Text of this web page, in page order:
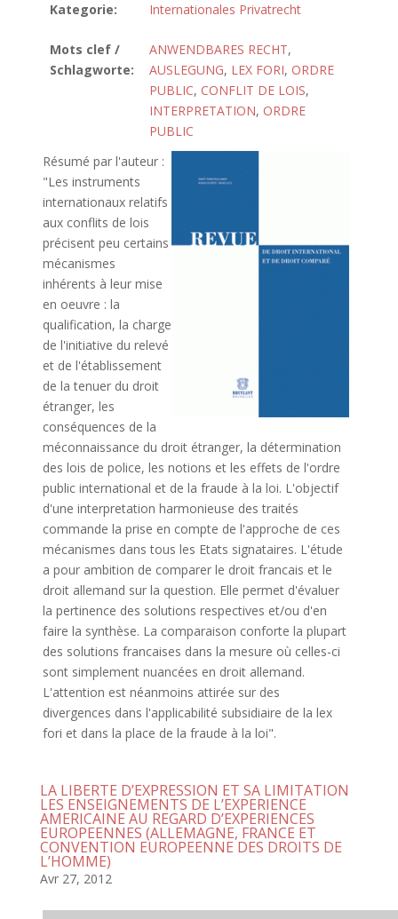
Kategorie:
Internationales Privatrecht
Mots clef /
Schlagworte:
ANWENDBARES RECHT,
AUSLEGUNG, LEX FORI, ORDRE
PUBLIC, CONFLIT DE LOIS,
INTERPRETATION, ORDRE
PUBLIC
Résumé par l'auteur :
"Les instruments
internationaux relatifs
aux conflits de lois
précisent peu certains
mécanismes
inhérents à leur mise
en oeuvre : la
qualification, la charge
de l'initiative du relevé
et de l'établissement
de la tenuer du droit
étranger, les
conséquences de la
méconnaissance du droit étranger, la détermination
des lois de police, les notions et les effets de l'ordre
public international et de la fraude à la loi. L'objectif
d'une interpretation harmonieuse des traités
commande la prise en compte de l'approche de ces
mécanismes dans tous les Etats signataires. L'étude
a pour ambition de comparer le droit francais et le
droit allemand sur la question. Elle permet d'évaluer
la pertinence des solutions respectives et/ou d'en
faire la synthèse. La comparaison conforte la plupart
des solutions francaises dans la mesure où celles-ci
sont simplement nuancées en droit allemand.
L'attention est néanmoins attirée sur des
divergences dans l'applicabilité subsidiaire de la lex
fori et dans la place de la fraude à la loi".
LA LIBERTE D’EXPRESSION ET SA LIMITATION
LES ENSEIGNEMENTS DE L’EXPERIENCE
AMERICAINE AU REGARD D’EXPERIENCES
EUROPEENNES (ALLEMAGNE, FRANCE ET
CONVENTION EUROPEENNE DES DROITS DE
L’HOMME)
Avr 27, 2012